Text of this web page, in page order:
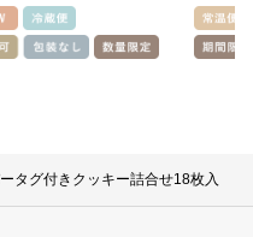
タグ付きクッキー詰合せ18枚入